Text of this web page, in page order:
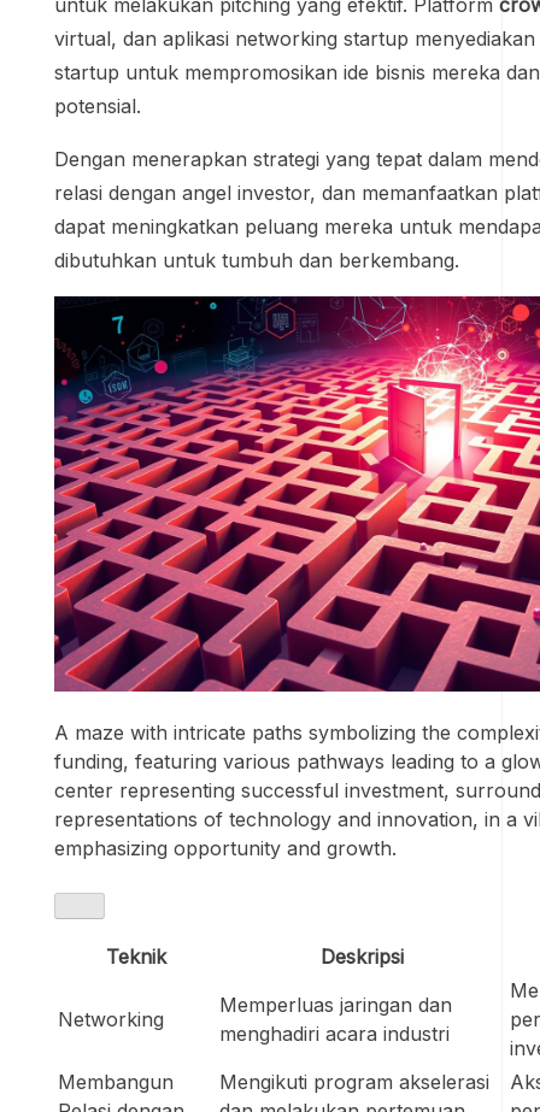
untuk melakukan pitching yang efektif. Platform
virtual, dan aplikasi networking startup
startup untuk mempromosikan ide bisnis mereka
potensial.
Dengan menerapkan strategi yang tepat dalam
relasi dengan angel investor, dan memanfaatkan
dapat meningkatkan peluang mereka untuk
dibutuhkan untuk tumbuh dan berkembang.
A maze with intricate paths symbolizing the
funding, featuring various pathways leading to a
center representing successful investment,
representations of technology and innovation, in a
emphasizing opportunity and growth.
Teknik Deskripsi
Networking
Memperluas jaringan dan
menghadiri acara industri
Membangun
Mengikuti program akselerasi